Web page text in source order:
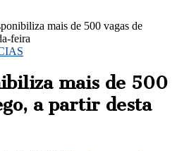
mais de 500 vagas de
feira
mais de 500
a partir desta